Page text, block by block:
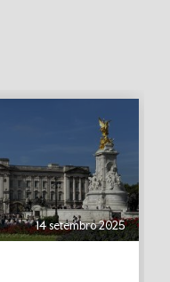
14 setembro 2025